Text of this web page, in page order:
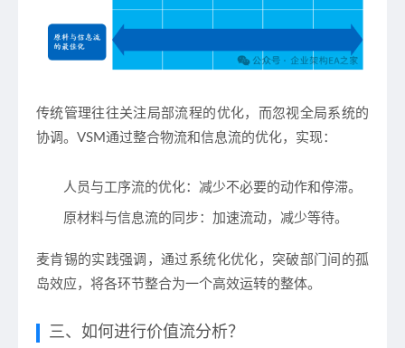
传统管理往往关注局部流程的优化，而忽视全局系统的
协调。VSM通过整合物流和信息流的优化，实现：
人员与工序流的优化：减少不必要的动作和停滞。
原材料与信息流的同步 ：加速流动，减少等待。
麦肯锡的实践强调，通过系统化优化，突破部门间的孤
岛效应，将各环节整合为一个高效运转的整体。
三、如何进行价值流分析？